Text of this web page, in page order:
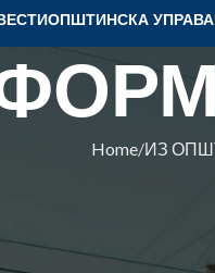
OПШТИНСКА УПРАВА
Home ИЗ
ИЗБОРИ
ТИШИНА